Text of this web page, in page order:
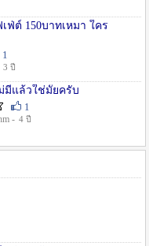
ฟ่ต์ 150บาทเหมา ใคร
1
3 ปี
มีแล้วใช่มั๊ยครับ
1
- 4 ปี